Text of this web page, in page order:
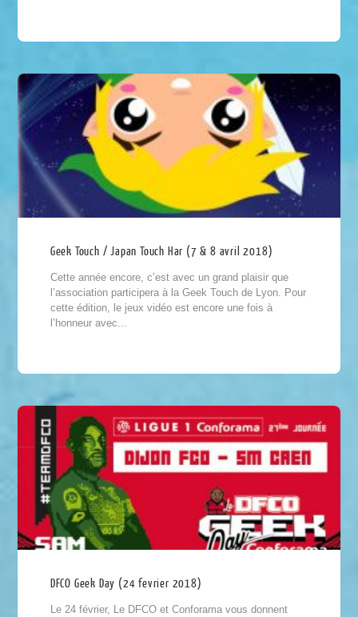
Geek Touch / Japan Touch Har (7 & 8 avril 2018)
Cette année encore, c’est avec un grand plaisir que
l’association participera à la Geek Touch de Lyon. Pour
cette édition, le jeux vidéo est encore une fois à
l’honneur avec...
DFCO Geek Day (24 fevrier 2018)
Le 24 février, Le DFCO et Conforama vous donnent